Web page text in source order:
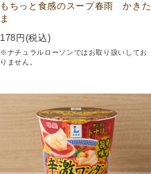
もちっと食感のスープ春雨 かきた
ま
178 円(税込)
※ナチュラルローソンではお取り扱いしてお
りません。